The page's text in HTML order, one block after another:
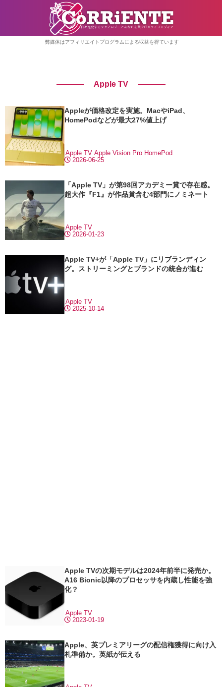
弊媒体はアフィリエイトプログラムによる収益を得ています
Apple TV
Appleが価格改定を実施。MacやiPad、
HomePodなどが最大27%値上げ
2026-06-25
Apple TV Apple Vision Pro HomePod
「Apple TV」が第98回アカデミー賞で存在感。
超大作『F1』が作品賞含む4部門にノミネート
2026-01-23
Apple TV
Apple TV+が「Apple TV」にリブランディン
グ。ストリーミングとブランドの統合が進む
2025-10-14
Apple TV
Apple TVの次期モデルは2024年前半に発売か。
A16 Bionic以降のプロセッサを内蔵し性能を強
化？
2023-01-19
Apple TV
Apple、英プレミアリーグの配信権獲得に向け入
札準備か。英紙が伝える